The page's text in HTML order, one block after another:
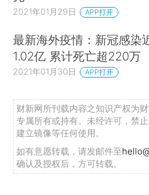
2021年01月29日 APP打开
最新海外疫情：新冠感染
1.02亿 累计死亡超220万
2021年01月30日 APP打开
财新网所刊载内容之知识产权为
专属所有或持有。未经许可，禁
建立镜像等任何使用。
如有意愿转载，请发邮件至
确认及授权后，方可转载。